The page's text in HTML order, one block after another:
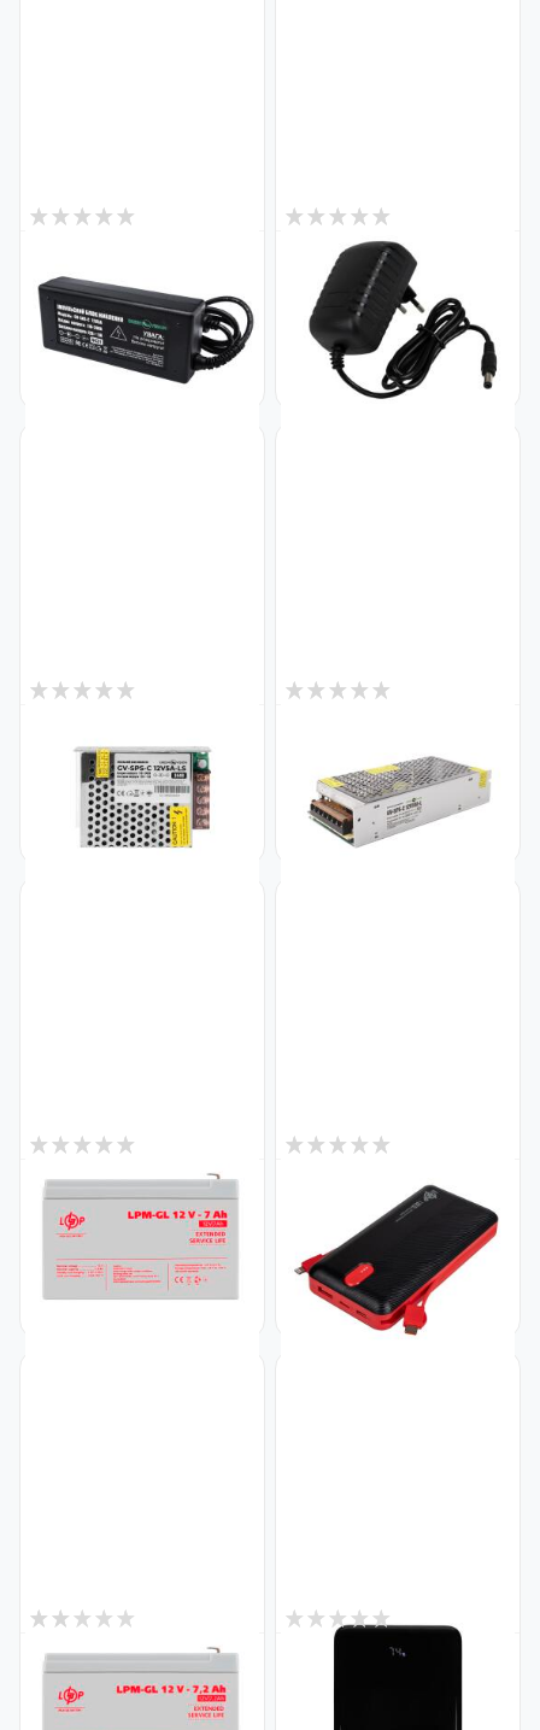
Импульсный адаптер питания
GV-SAS-C 12V5A (60W) с
вилкой
Код: 4431
В наличии
Импульсный адаптер питания
GV-SAS-C 12V2A (24W)
Код: 4428
₴
Импульсный блок питания
GV-SPS-C 12V5A-LS (60W)
Код: 3448
Импульсный блок питания
GV-SPS-C 12V10A-L (120W)
Код: 3450
494₴
Аккумулятор гелевый LPM-
GL 12V - 7 Ah
825₴
Внешний аккумулятор (Power
Bank) LP PQ24 20000mAh
22.5W
Код: 31339
1 307₴
Аккумулятор гелевый LPM-
GL 12V - 7.2 Ah
Код: 6561